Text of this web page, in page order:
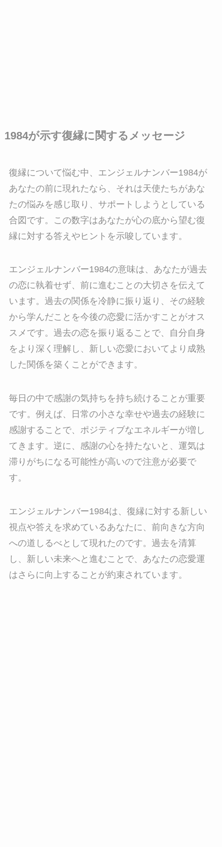
1984が示す復縁に関するメッセージ
復縁について悩む中、エンジェルナンバー1984が
あなたの前に現れたなら、それは天使たちがあな
たの悩みを感じ取り、サポートしようとしている
合図です。この数字はあなたが心の底から望む復
縁に対する答えやヒントを示唆しています。
エンジェルナンバー1984の意味は、あなたが過去
の恋に執着せず、前に進むことの大切さを伝えて
います。過去の関係を冷静に振り返り、その経験
から学んだことを今後の恋愛に活かすことがオス
スメです。過去の恋を振り返ることで、自分自身
をより深く理解し、新しい恋愛においてより成熟
した関係を築くことができます。
毎日の中で感謝の気持ちを持ち続けることが重要
です。例えば、日常の小さな幸せや過去の経験に
感謝することで、ポジティブなエネルギーが増し
てきます。逆に、感謝の心を持たないと、運気は
滞りがちになる可能性が高いので注意が必要で
す。
エンジェルナンバー1984は、復縁に対する新しい
視点や答えを求めているあなたに、前向きな方向
への道しるべとして現れたのです。過去を清算
し、新しい未来へと進むことで、あなたの恋愛運
はさらに向上することが約束されています。